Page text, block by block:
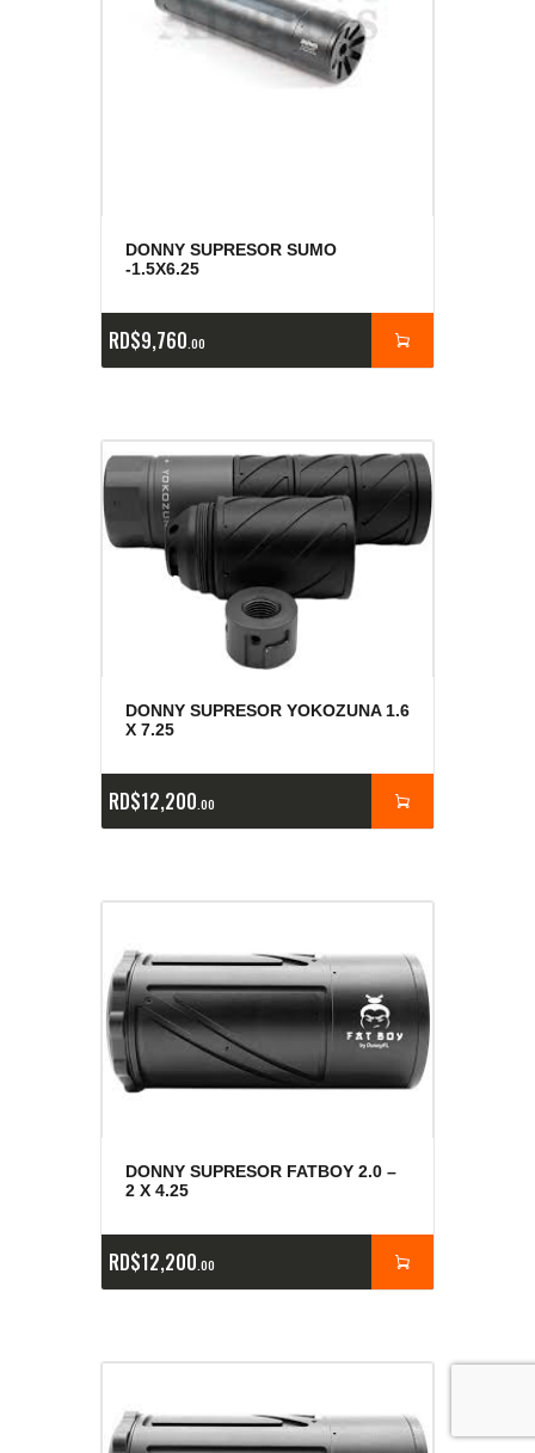
DONNY SUPRESOR SUMO
-1.5X6.25
RD$9,760 00
DONNY SUPRESOR YOKOZUNA 1.6
X 7.25
RD$12,200 00
DONNY SUPRESOR FATBOY 2.0 –
2 X 4.25
RD$12,200 00